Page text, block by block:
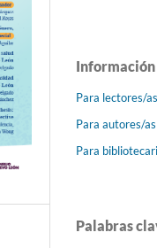
Información
Para lectores/as
Para autores/as
Para
Palabras